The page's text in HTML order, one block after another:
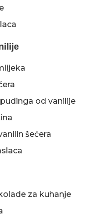
od vanilije
šećera
za kuhanje